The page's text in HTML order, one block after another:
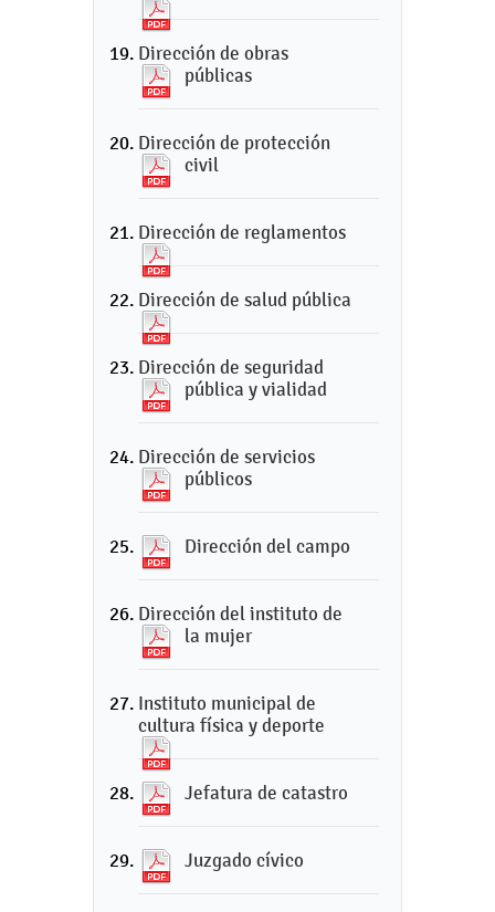
Dirección de obras
públicas
Dirección de protección
civil
Dirección de reglamentos
Dirección de salud pública
Dirección de seguridad
pública y vialidad
Dirección de servicios
públicos
Dirección del campo
Dirección del instituto de
la mujer
Instituto municipal de
cultura física y deporte
Jefatura de catastro
Juzgado cívico